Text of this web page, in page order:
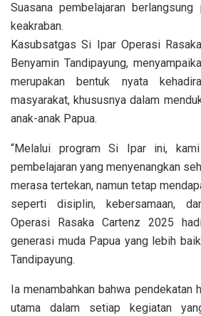
Suasana pembelajaran
keakraban.
Kasubsatgas Si Ipar Operasi
Benyamin Tandipayung,
merupakan bentuk nyata
masyarakat, khususnya dalam
anak-anak Papua.
“Melalui program Si Ipar ini, kami
pembelajaran yang menyenangkan
merasa tertekan, namun tetap
seperti disiplin, kebersamaan,
Operasi Rasaka Cartenz 2025
generasi muda Papua yang lebih
Tandipayung.
Ia menambahkan bahwa pendekatan
utama dalam setiap kegiatan